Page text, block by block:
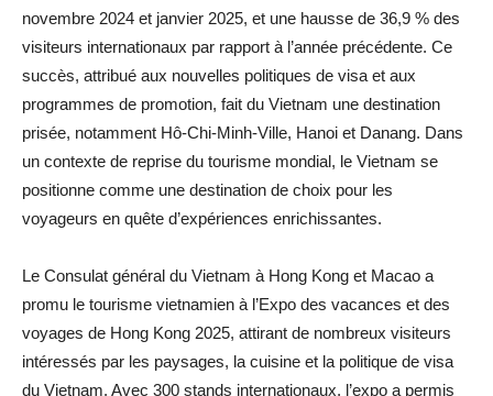
novembre 2024 et janvier 2025, et une hausse de 36,9 % des
visiteurs internationaux par rapport à l’année précédente. Ce
succès, attribué aux nouvelles politiques de visa et aux
programmes de promotion, fait du Vietnam une destination
prisée, notamment Hô-Chi-Minh-Ville, Hanoi et Danang. Dans
un contexte de reprise du tourisme mondial, le Vietnam se
positionne comme une destination de choix pour les
voyageurs en quête d’expériences enrichissantes.
Le Consulat général du Vietnam à Hong Kong et Macao a
promu le tourisme vietnamien à l’Expo des vacances et des
voyages de Hong Kong 2025, attirant de nombreux visiteurs
intéressés par les paysages, la cuisine et la politique de visa
du Vietnam. Avec 300 stands internationaux, l’expo a permis